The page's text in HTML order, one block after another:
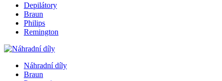
Depilátory
Braun
Philips
Remington
Náhradní díly
Braun